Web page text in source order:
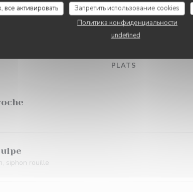
все активировать Запретить использование cookies
Политика конфиденциальности
undefined
légumes, chou rouge, fèves, grenade, sauce soja sésame
PLATS
siphon rouille